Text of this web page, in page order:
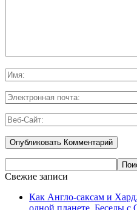
Свежие записи
Как Англо-саксам и